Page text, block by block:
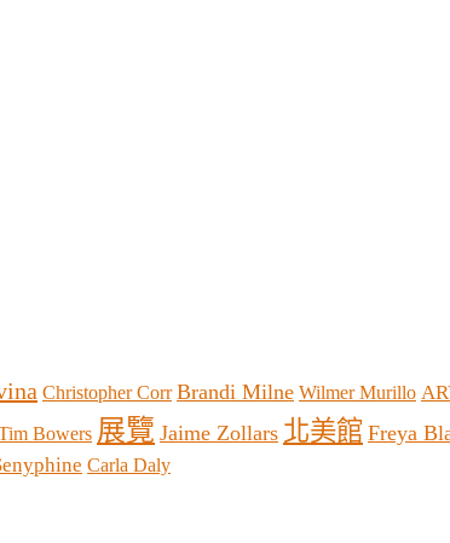
Christopher Corr Brandi Milne Wilmer Murillo
Bowers 展覽 Jaime Zollars 北美館 Freya
Carla Daly